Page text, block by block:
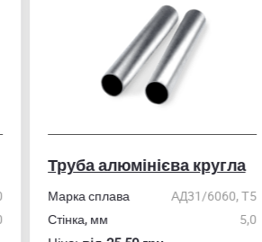
Труба алюмінієва кругла
Марка сплава
АД31/6060, Т5
Стінка, мм
5,0